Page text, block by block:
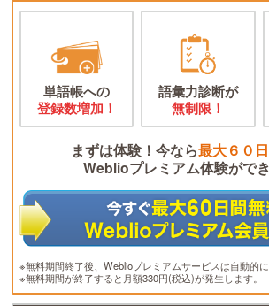
単語帳への
登録数増加！
語彙力診断が
無制限！
まずは体験！今なら最大６０
Weblioプレミアム体験がで
※無料期間終了後、Weblioプレミアムサービスは自動的に
※無料期間が終了すると月額330円(税込)が発生します。